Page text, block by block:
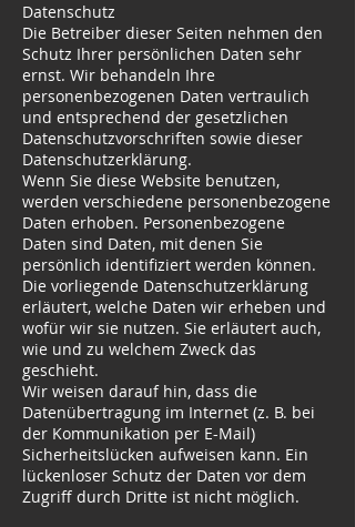
Datenschutz
Die Betreiber dieser Seiten nehmen den
Schutz Ihrer persönlichen Daten sehr
ernst. Wir behandeln Ihre
personenbezogenen Daten vertraulich
und entsprechend der gesetzlichen
Datenschutzvorschriften sowie dieser
Datenschutzerklärung.
Wenn Sie diese Website benutzen,
werden verschiedene personenbezogene
Daten erhoben. Personenbezogene
Daten sind Daten, mit denen Sie
persönlich identifiziert werden können.
Die vorliegende Datenschutzerklärung
erläutert, welche Daten wir erheben und
wofür wir sie nutzen. Sie erläutert auch,
wie und zu welchem Zweck das
geschieht.
Wir weisen darauf hin, dass die
Datenübertragung im Internet (z. B. bei
der Kommunikation per E-Mail)
Sicherheitslücken aufweisen kann. Ein
lückenloser Schutz der Daten vor dem
Zugriff durch Dritte ist nicht möglich.